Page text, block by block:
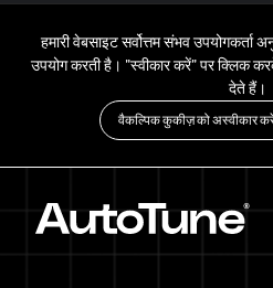
हमारी वेबसाइट सर्वोत्तम संभव
उपयोग करती है। "स्वीकार करें" पर क्लिक
देते हैं।
वैकल्पिक कुकीज़ को अस्वीकार